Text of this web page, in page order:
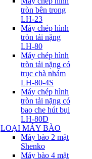
tròn bên trong
LH-23
Máy chép hình
tròn tải nặng
LH-80
Máy chép hình
tròn tải nặng có
trục chà nhám
LH-80-4S
Máy chép hình
tròn tải nặng có
bao che hút bụi
LH-80D
LOẠI MÁY BÀO
Máy bào 2 mặt
Shenko
Máy bào 4 mặt